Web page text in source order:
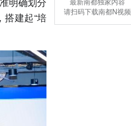
建起“培
请扫码下载南都N视频